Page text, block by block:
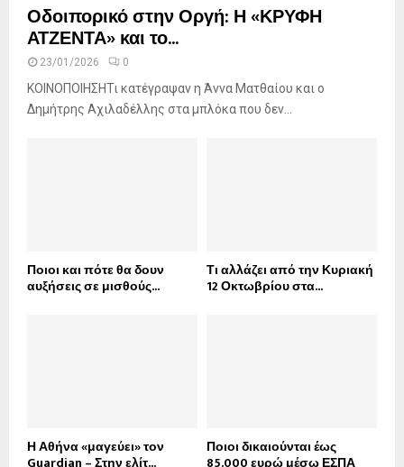
Οδοιπορικό στην Οργή: Η «ΚΡΥΦΗ
ΑΤΖΕΝΤΑ» και το...
23/01/2026 0
ΚΟΙΝΟΠΟΙΗΣΗΤι κατέγραψαν η Άννα Ματθαίου και ο
Δημήτρης Αχιλαδέλλης στα μπλόκα που δεν...
Ποιοι και πότε θα δουν
αυξήσεις σε μισθούς...
Τι αλλάζει από την Κυριακή
12 Οκτωβρίου στα...
Η Αθήνα «μαγεύει» τον
Guardian – Στην ελίτ...
Ποιοι δικαιούνται έως
85.000 ευρώ μέσω ΕΣΠΑ